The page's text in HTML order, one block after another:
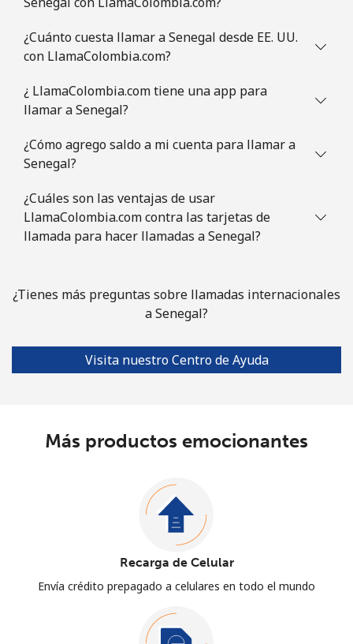
¿Cuánto cuesta llamar a Senegal desde EE. UU.
con LlamaColombia.com?
¿ LlamaColombia.com tiene una app para
llamar a Senegal?
¿Cómo agrego saldo a mi cuenta para llamar a
Senegal?
¿Cuáles son las ventajas de usar
LlamaColombia.com contra las tarjetas de
llamada para hacer llamadas a Senegal?
¿Tienes más preguntas sobre llamadas internacionales
a Senegal?
Visita nuestro Centro de Ayuda
Más productos emocionantes
Recarga de Celular
Envía crédito prepagado a celulares en todo el mundo